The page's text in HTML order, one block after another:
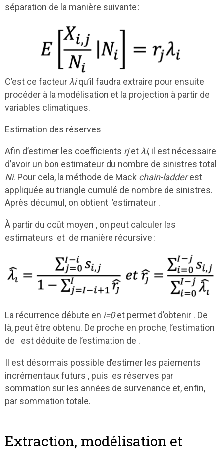
séparation de la manière suivante :
C’est ce facteur λiqu’il faudra extraire pour ensuite
procéder à la modélisation et la projection à partir de
variables climatiques.
Estimation des réserves
Afin d’estimer les coefficients rjet λi, il est nécessaire
d’avoir un bon estimateur du nombre de sinistres total
Ni. Pour cela, la méthode de Mack chain-ladderest
appliquée au triangle cumulé de nombre de sinistres.
Après décumul, on obtient l’estimateur .
À partir du coût moyen , on peut calculer les
estimateurs et de manière récursive :
La récurrence débute en i=0et permet d’obtenir . De
là, peut être obtenu. De proche en proche, l’estimation
de est déduite de l’estimation de .
Il est désormais possible d’estimer les paiements
incrémentaux futurs , puis les réserves par
sommation sur les années de survenance et, enfin,
par sommation totale.
Extraction, modélisation et